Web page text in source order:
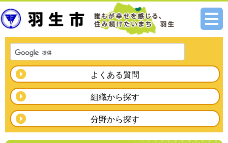
メニ
よくある質問
組織から探す
分野から探す